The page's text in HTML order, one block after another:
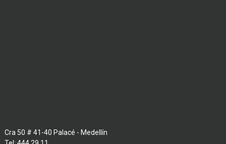
Cra 50 # 41-40 Palacé - Medellín